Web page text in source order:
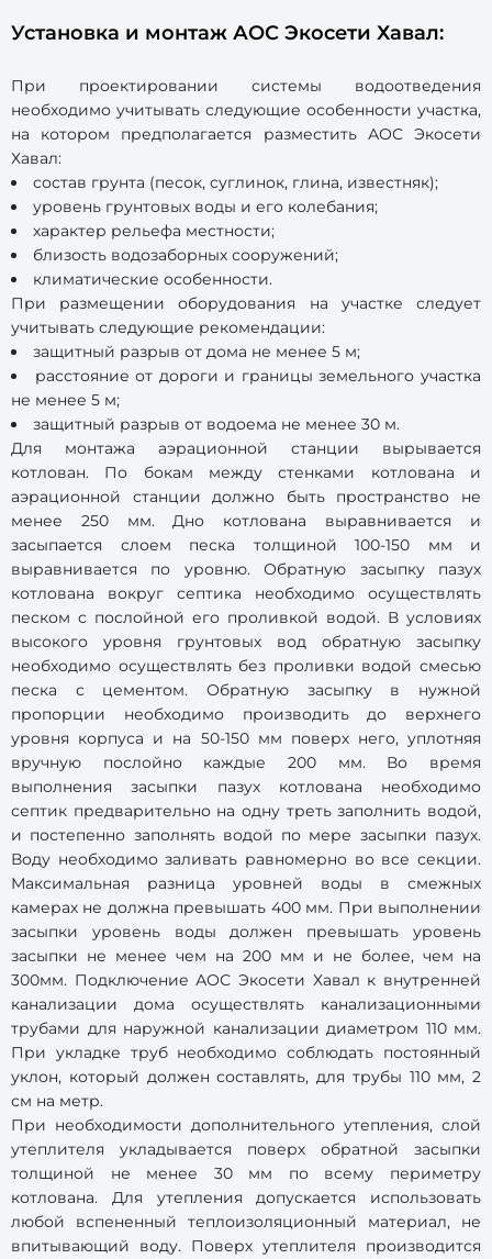
Установка и монтаж АОС Экосети Хавал:
При проектировании системы водоотведения
необходимо учитывать следующие особенности участка,
на котором предполагается разместить АОС Экосети
Хавал:
состав грунта (песок, суглинок, глина, известняк);
уровень грунтовых воды и его колебания;
характер рельефа местности;
близость водозаборных сооружений;
климатические особенности.
При размещении оборудования на участке следует
учитывать следующие рекомендации:
защитный разрыв от дома не менее 5 м;
расстояние от дороги и границы земельного участка
не менее 5 м;
защитный разрыв от водоема не менее 30 м.
Для монтажа аэрационной станции вырывается
котлован. По бокам между стенками котлована и
аэрационной станции должно быть пространство не
менее 250 мм. Дно котлована выравнивается и
засыпается слоем песка толщиной 100-150 мм и
выравнивается по уровню. Обратную засыпку пазух
котлована вокруг септика необходимо осуществлять
песком с послойной его проливкой водой. В условиях
высокого уровня грунтовых вод обратную засыпку
необходимо осуществлять без проливки водой смесью
песка с цементом. Обратную засыпку в нужной
пропорции необходимо производить до верхнего
уровня корпуса и на 50-150 мм поверх него, уплотняя
вручную послойно каждые 200 мм. Во время
выполнения засыпки пазух котлована необходимо
септик предварительно на одну треть заполнить водой,
и постепенно заполнять водой по мере засыпки пазух.
Воду необходимо заливать равномерно во все секции.
Максимальная разница уровней воды в смежных
камерах не должна превышать 400 мм. При выполнении
засыпки уровень воды должен превышать уровень
засыпки не менее чем на 200 мм и не более, чем на
300мм. Подключение АОС Экосети Хавал к внутренней
канализации дома осуществлять канализационными
трубами для наружной канализации диаметром 110 мм.
При укладке труб необходимо соблюдать постоянный
уклон, который должен составлять, для трубы 110 мм, 2
см на метр.
При необходимости дополнительного утепления, слой
утеплителя укладывается поверх обратной засыпки
толщиной не менее 30 мм по всему периметру
котлована. Для утепления допускается использовать
любой вспененный теплоизоляционный материал, не
впитывающий воду. Поверх утеплителя производится